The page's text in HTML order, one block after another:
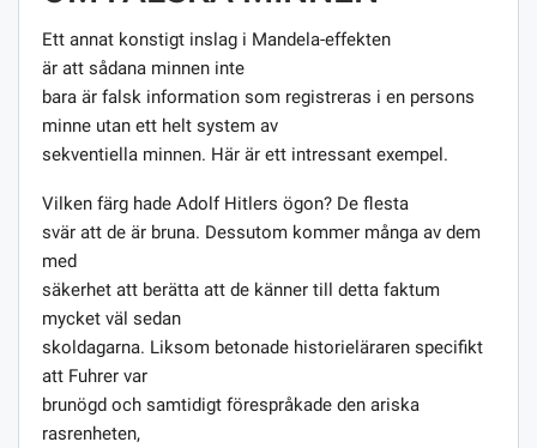
Ett annat konstigt inslag i Mandela-effekten
är att sådana minnen inte
bara är falsk information som registreras i en persons
minne utan ett helt system av
sekventiella minnen. Här är ett intressant exempel.
Vilken färg hade Adolf Hitlers ögon? De flesta
svär att de är bruna. Dessutom kommer många av dem
med
säkerhet att berätta att de känner till detta faktum
mycket väl sedan
skoldagarna. Liksom betonade historieläraren specifikt
att Fuhrer var
brunögd och samtidigt förespråkade den ariska
rasrenheten,